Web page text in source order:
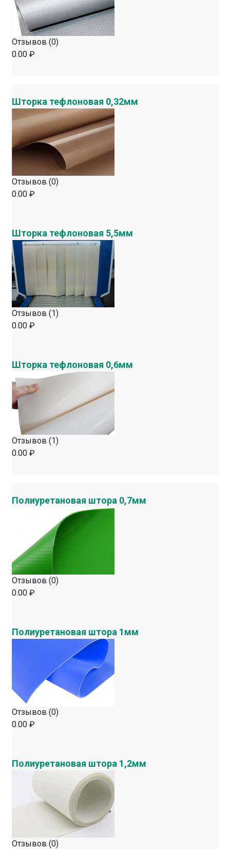
Отзывов (0)
0.00 ₽
Шторка тефлоновая 0,32мм
Отзывов (0)
0.00 ₽
Шторка тефлоновая 5,5мм
Отзывов (1)
0.00 ₽
Шторка тефлоновая 0,6мм
Отзывов (1)
0.00 ₽
Полиуретановая штора 0,7мм
Отзывов (0)
0.00 ₽
Полиуретановая штора 1мм
Отзывов (0)
0.00 ₽
Полиуретановая штора 1,2мм
Отзывов (0)